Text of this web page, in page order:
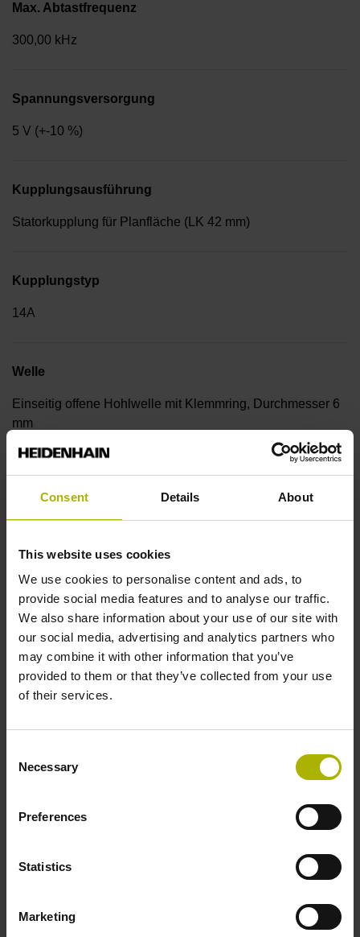
Consent Details About
This website uses cookies
We use cookies to personalise content and ads, to
provide social media features and to analyse our traffic.
We also share information about your use of our site with
our social media, advertising and analytics partners who
may combine it with other information that you’ve
provided to them or that they’ve collected from your use
of their services.
Selection
Necessary
Preferences
Statistics
Marketing
Max. Abtastfrequenz
300,00 kHz
Spannungsversorgung
5 V (+-10 %)
Kupplungsausführung
Statorkupplung für Planfläche (LK 42 mm)
Kupplungstyp
14A
Welle
Einseitig offene Hohlwelle mit Klemmring, Durchmesser 6
mm
Schutzart
IP64 (EN60529)
Arbeitstemperatur
-10/+100 °C